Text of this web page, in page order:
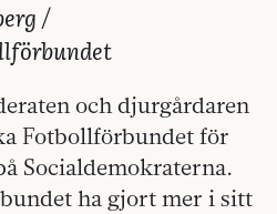
/
och djurgårdaren
Fotbollförbundet för
Socialdemokraterna.
ha gjort mer i sitt